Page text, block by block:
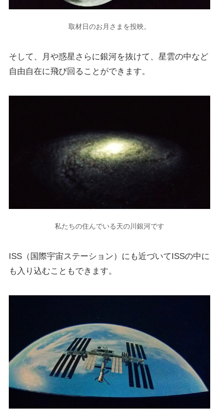
取材日のお月さまを投映。
そして、月や惑星さらに銀河を抜けて、星雲の中など
自由自在に飛び回ることができます。
私たちの住んでいる天の川銀河です
ISS（国際宇宙ステーション）にも近づいてISSの中に
も入り込むこともできます。